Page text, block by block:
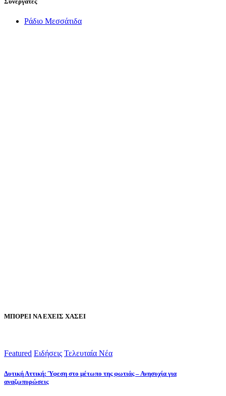
Ράδιο Μεσσάτιδα
ΜΠΟΡΕΙ ΝΑ ΕΧΕΙΣ ΧΑΣΕΙ
Featured Ειδήσεις Τελευταία Νέα
Δυτική Αττική: Ύφεση στο μέτωπο της φωτιάς – Ανησυχία για
αναζωπυρώσεις